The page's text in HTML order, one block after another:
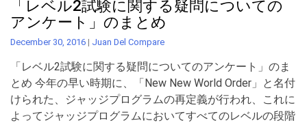
「レベル2試験に関する疑問についての
アンケート」のまとめ
December 30, 2016 | Juan Del Compare
「レベル2試験に関する疑問についてのアンケート」のま
とめ 今年の早い時期に、「New New World Order」と名付
けられた、ジャッジプログラムの再定義が行われ、これに
よってジャッジプログラムにおいてすべてのレベルの段階